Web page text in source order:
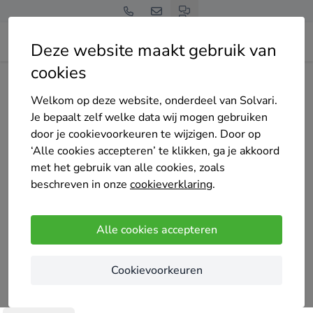
Deze website maakt gebruik van
cookies
Welkom op deze website, onderdeel van Solvari.
Je bepaalt zelf welke data wij mogen gebruiken
door je cookievoorkeuren te wijzigen. Door op
‘Alle cookies accepteren’ te klikken, ga je akkoord
met het gebruik van alle cookies, zoals
beschreven in onze cookieverklaring.
Alle cookies accepteren
Cookievoorkeuren
Home Bedrijven overzicht
Kvg gevelrenovatie
met gevels te maken heeft. Wij kunnen de gevel